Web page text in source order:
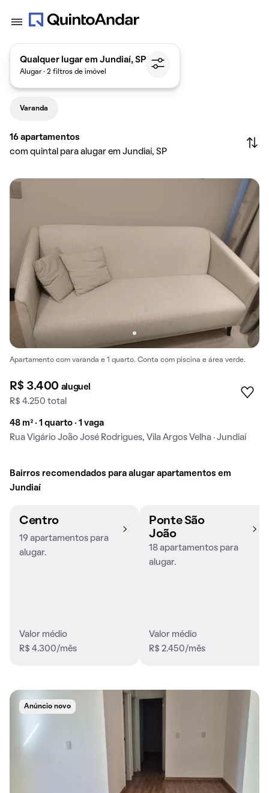
Qualquer lugar em Jundiaí, SP
Alugar · 2 filtros de imóvel
Varanda
16 apartamentos
com quintal para alugar em Jundiaí, SP
Apartamento com varanda e 1 quarto. Conta com piscina e área verde.
R$ 3.400 aluguel
R$ 4.250 total
48 m² · 1 quarto · 1 vaga
Rua Vigário João José Rodrigues, Vila Argos Velha · Jundiaí
Bairros recomendados para alugar apartamentos em
Jundiaí
Centro
19 apartamentos para
alugar.
Valor médio
R$ 4.300/mês
Ponte São
João
18 apartamentos para
alugar.
Valor médio
R$ 2.450/mês
Anúncio novo